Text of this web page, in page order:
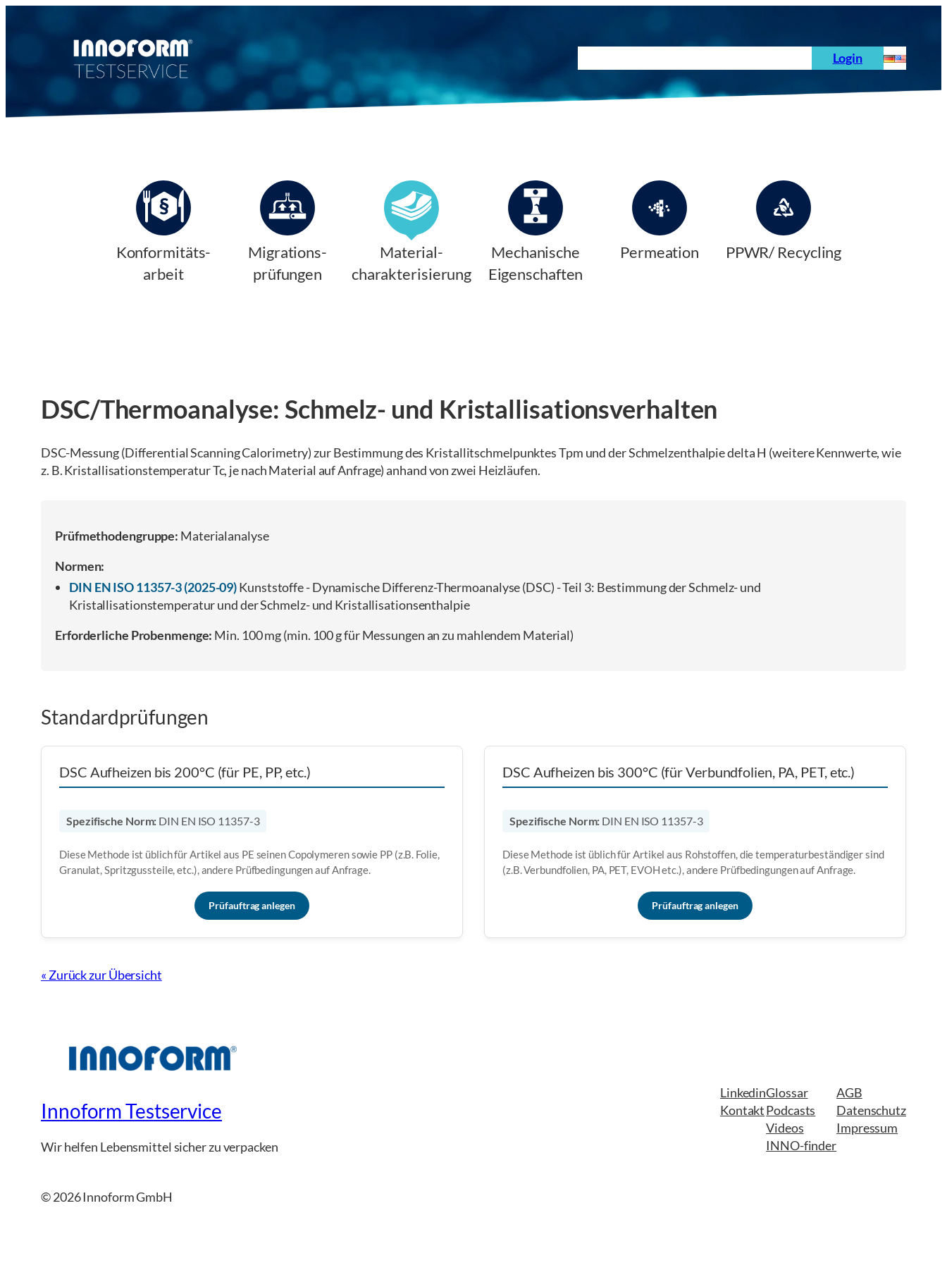
Login
Konformitäts-
arbeit
Migrations-
prüfungen
Material-
charakterisierung
Mechanische
Eigenschaften
Permeation PPWR/ Recycling
DSC/Thermoanalyse: Schmelz- und Kristallisationsverhalten
DSC-Messung (Differential Scanning Calorimetry) zur Bestimmung des Kristallitschmelpunktes Tpm und der Schmelzenthalpie delta H (weitere Kennwerte, wie
z. B. Kristallisationstemperatur Tc, je nach Material auf Anfrage) anhand von zwei Heizläufen.
Prüfmethodengruppe: Materialanalyse
Normen:
DIN EN ISO 11357-3 (2025-09)Kunststoffe - Dynamische Differenz-Thermoanalyse (DSC) - Teil 3: Bestimmung der Schmelz- und
Kristallisationstemperatur und der Schmelz- und Kristallisationsenthalpie
Erforderliche Probenmenge: Min. 100 mg (min. 100 g für Messungen an zu mahlendem Material)
Standardprüfungen
DSC Aufheizen bis 200°C (für PE, PP, etc.)
Spezifische Norm: DIN EN ISO 11357-3
Diese Methode ist üblich für Artikel aus PE seinen Copolymeren sowie PP (z.B. Folie,
Granulat, Spritzgussteile, etc.), andere Prüfbedingungen auf Anfrage.
Prüfauftrag anlegen
DSC Aufheizen bis 300°C (für Verbundfolien, PA, PET, etc.)
Spezifische Norm: DIN EN ISO 11357-3
Diese Methode ist üblich für Artikel aus Rohstoffen, die temperaturbeständiger sind
(z.B. Verbundfolien, PA, PET, EVOH etc.), andere Prüfbedingungen auf Anfrage.
Prüfauftrag anlegen
« Zurück zur Übersicht
Innoform Testservice
Wir helfen Lebensmittel sicher zu verpacken
Linkedin
Kontakt
Glossar
Podcasts
Videos
INNO-finder
AGB
Datenschutz
Impressum
© 2026 Innoform GmbH